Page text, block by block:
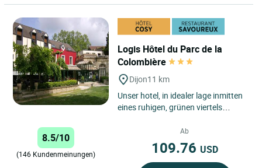
Logis Hôtel du Parc de la
Colombière
Dijon11 km
Unser hotel, in idealer lage inmitten
eines ruhigen, grünen viertels
minuten vom stadtzentrum...
8.5/10
(146 Kundenmeinungen)
Ab
109.76 USD